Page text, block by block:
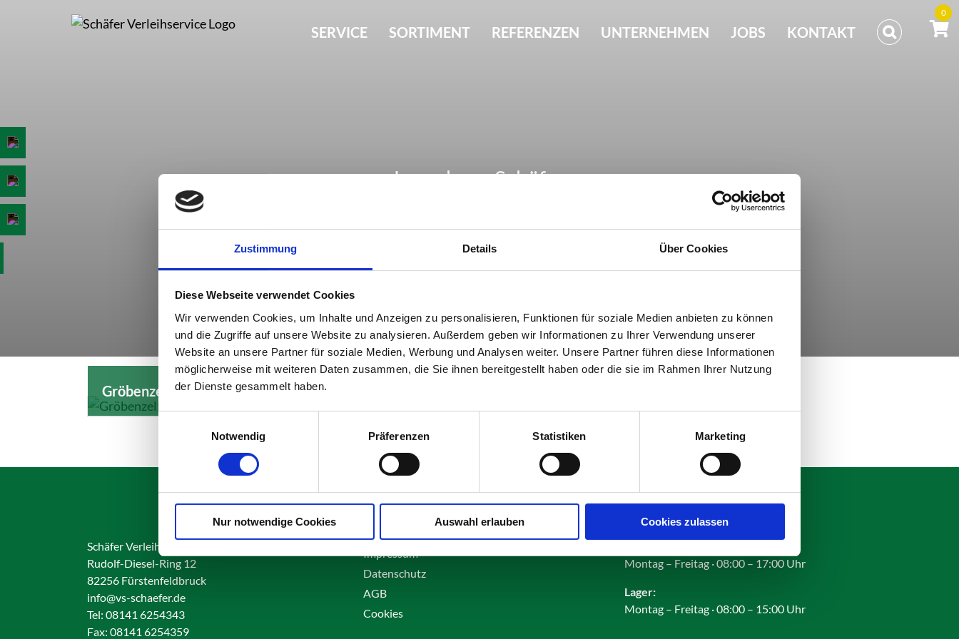
Zustimmung Details Über Cookies
Diese Webseite verwendet Cookies
Wir verwenden Cookies, um Inhalte und Anzeigen zu personalisieren, Funktionen für soziale Medien anbieten zu können
und die Zugriffe auf unsere Website zu analysieren. Außerdem geben wir Informationen zu Ihrer Verwendung unserer
Website an unsere Partner für soziale Medien, Werbung und Analysen weiter. Unsere Partner führen diese Informationen
möglicherweise mit weiteren Daten zusammen, die Sie ihnen bereitgestellt haben oder die sie im Rahmen Ihrer Nutzung
der Dienste gesammelt haben.
Einwilligungsauswahl
Notwendig
Präferenzen Statistiken Marketing
Nur notwendige Cookies Auswahl erlauben Cookies zulassen
SERVICE SORTIMENT REFERENZEN UNTERNEHMEN JOBS KONTAKT
Lagerhaus Schäfer
0
Gröbenzell
Schäfer Verleihservice
Rudolf-Diesel-Ring 12
82256 Fürstenfeldbruck
info@vs-schaefer.de
Tel: 08141 6254343
Fax: 08141 6254359
Impressum
Datenschutz
AGB
Cookies
Öffnungszeiten:
Montag – Freitag · 08:00 – 17:00 Uhr
Lager:
Montag – Freitag · 08:00 – 15:00 Uhr